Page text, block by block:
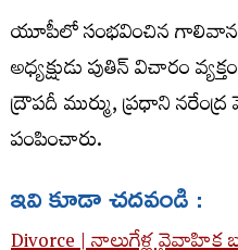
యూపీలో సంభవించిన
అధ్యక్షుడు పుతిన్‌ విచారం
ద్రౌపదీ ముర్ము, ప్రధాని
పంపించారు.
ఇవి కూడా చదవండి :